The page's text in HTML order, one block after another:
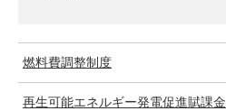
燃料費調整制度
再生可能エネルギー発電促進賦課金